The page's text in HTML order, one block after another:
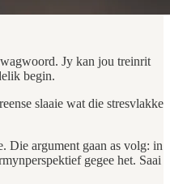
Jy kan jou treinrit
begin.
slaaie wat die stresvlakke
Die argument gaan as volg: in
gegee het. Saai